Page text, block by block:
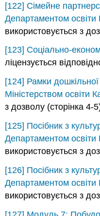
[122] Сімейне
Департаментом освіти
використовується з
[123] Соціально-
ліцензується
[124] Рамки
Міністерством освіти
з дозволу (сторінка 4-
[125] Посібник з
Департаментом освіти
використовується з
[126] Посібник з
Департаментом освіти
використовується з